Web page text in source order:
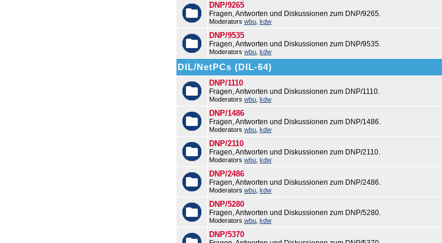
DNP/9265
Fragen, Antworten und Diskussionen zum DNP/9265.
Moderators wbu kdw
DNP/9535
Fragen, Antworten und Diskussionen zum DNP/9535.
Moderators wbu kdw
DIL/NetPCs (DIL-64)
DNP/1110
Fragen, Antworten und Diskussionen zum DNP/1110.
Moderators wbu kdw
DNP/1486
Fragen, Antworten und Diskussionen zum DNP/1486.
Moderators wbu kdw
DNP/2110
Fragen, Antworten und Diskussionen zum DNP/2110.
Moderators wbu kdw
DNP/2486
Fragen, Antworten und Diskussionen zum DNP/2486.
Moderators wbu kdw
DNP/5280
Fragen, Antworten und Diskussionen zum DNP/5280.
Moderators wbu kdw
DNP/5370